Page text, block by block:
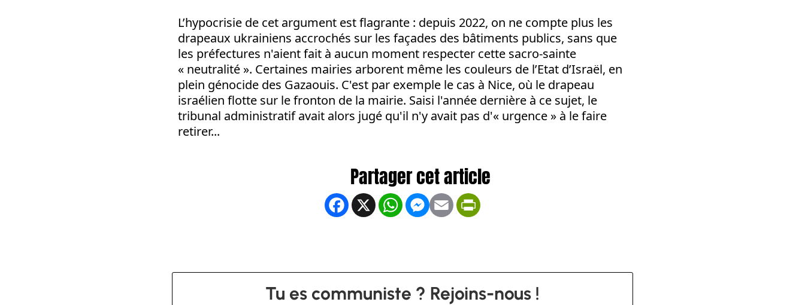
L’hypocrisie de cet argument est flagrante : depuis 2022, on ne compte plus les
drapeaux ukrainiens accrochés sur les façades des bâtiments publics, sans que
les préfectures n'aient fait à aucun moment respecter cette sacro-sainte
« neutralité ». Certaines mairies arborent même les couleurs de l’Etat d’Israël, en
plein génocide des Gazaouis. C'est par exemple le cas à Nice, où le drapeau
israélien flotte sur le fronton de la mairie. Saisi l'année dernière à ce sujet, le
tribunal administratif avait alors jugé qu'il n'y avait pas d'« urgence » à le faire
retirer...
Facebook
X WhatsApp
Messenger
Email
Tu es communiste ? Rejoins-nous !